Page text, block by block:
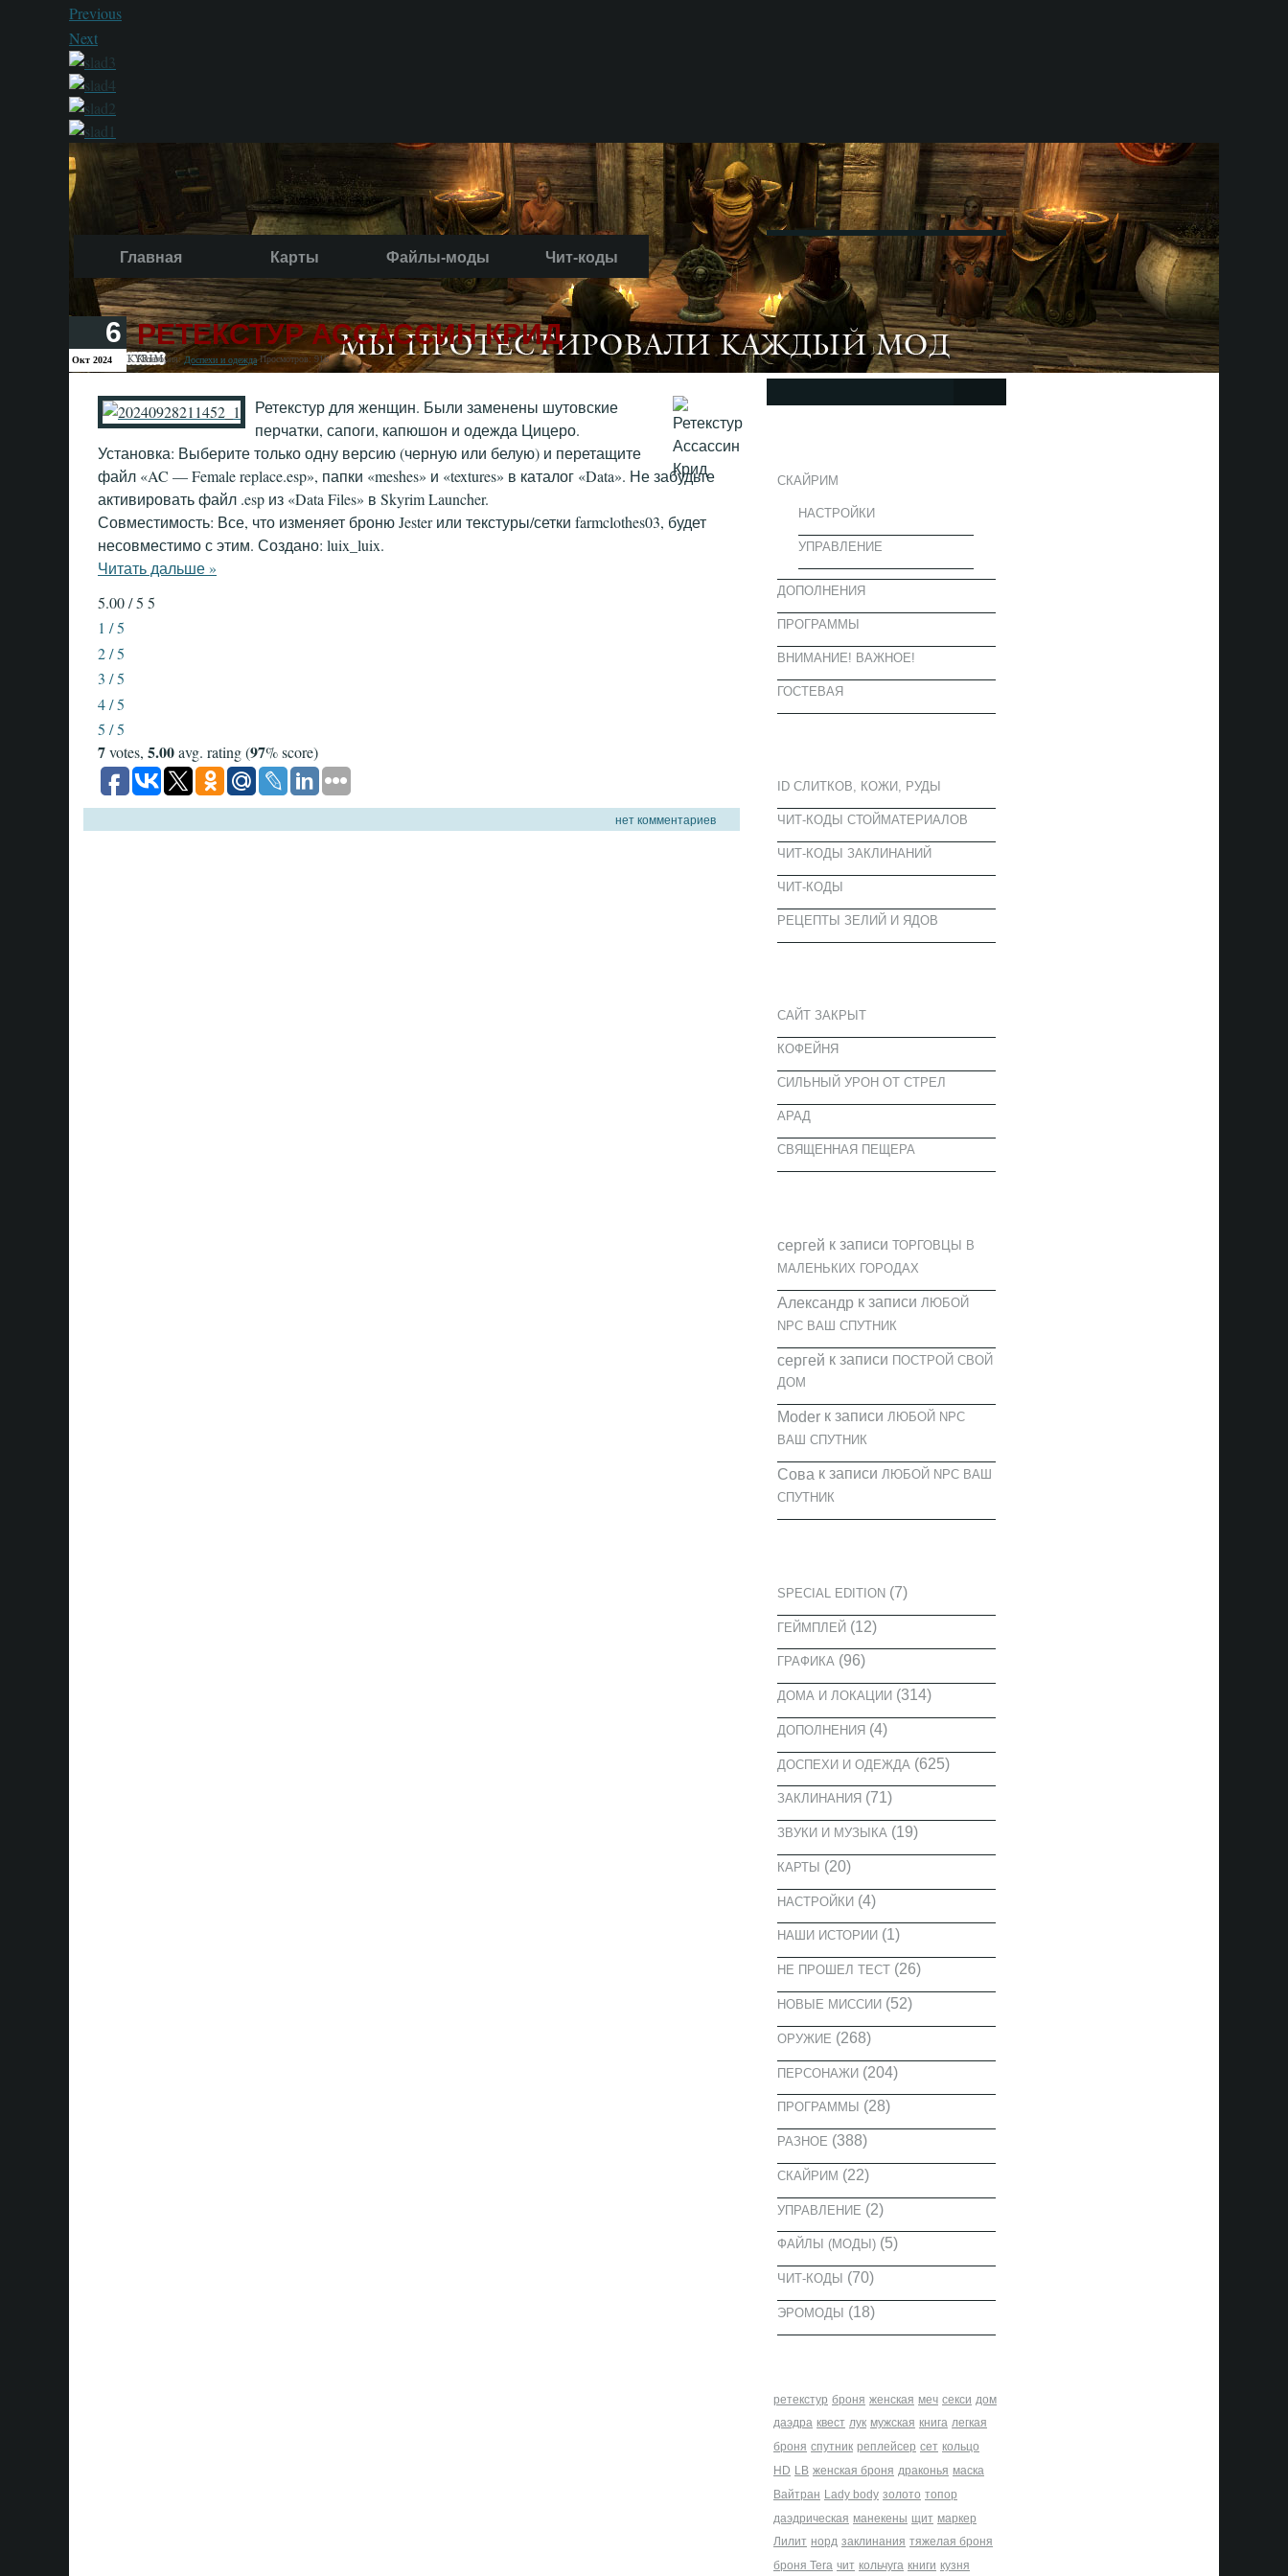
Previous
Next
Главная Карты Файлы-моды Чит-коды
Ретекстур для женщин. Были заменены шутовские
перчатки, сапоги, капюшон и одежда Цицеро.
Установка: Выберите только одну версию (черную или белую) и перетащите
файл «AC — Female replace.esp», папки «meshes» и «textures» в каталог «Data». Не забудьте
активировать файл .esp из «Data Files» в Skyrim Launcher.
Совместимость: Все, что изменяет броню Jester или текстуры/сетки farmclothes03, будет
несовместимо с этим. Создано: luix_luix.
Читать дальше »
5.00 / 5 5
1 / 5
2 / 5
3 / 5
4 / 5
5 / 5
7votes, 5.00avg. rating (97% score)
нет комментариев
6
Окт 2024
РЕТЕКСТУР АССАССИН КРИД
Категория:Доспехи и одеждаПросмотров: 916
СКАЙРИМ
НАСТРОЙКИ
УПРАВЛЕНИЕ
ДОПОЛНЕНИЯ
ПРОГРАММЫ
ВНИМАНИЕ! ВАЖНОЕ!
ГОСТЕВАЯ
ID СЛИТКОВ, КОЖИ, РУДЫ
ЧИТ-КОДЫ СТОЙМАТЕРИАЛОВ
ЧИТ-КОДЫ ЗАКЛИНАНИЙ
ЧИТ-КОДЫ
РЕЦЕПТЫ ЗЕЛИЙ И ЯДОВ
САЙТ ЗАКРЫТ
КОФЕЙНЯ
CИЛЬНЫЙ УРОН ОТ СТРЕЛ
АРАД
СВЯЩЕННАЯ ПЕЩЕРА
cергей к записи ТОРГОВЦЫ В
МАЛЕНЬКИХ ГОРОДАХ
Александрк записи ЛЮБОЙ
NPC ВАШ СПУТНИК
cергей к записи ПОСТРОЙ СВОЙ
ДОМ
Moderк записи ЛЮБОЙ NPC
ВАШ СПУТНИК
Сова к записи ЛЮБОЙ NPC ВАШ
СПУТНИК
SPECIAL EDITION(7)
ГЕЙМПЛЕЙ(12)
ГРАФИКА (96)
ДОМА И ЛОКАЦИИ(314)
ДОПОЛНЕНИЯ(4)
ДОСПЕХИ И ОДЕЖДА (625)
ЗАКЛИНАНИЯ(71)
ЗВУКИ И МУЗЫКА (19)
КАРТЫ (20)
НАСТРОЙКИ(4)
НАШИ ИСТОРИИ(1)
НЕ ПРОШЕЛ ТЕСТ(26)
НОВЫЕ МИССИИ(52)
ОРУЖИЕ (268)
ПЕРСОНАЖИ(204)
ПРОГРАММЫ (28)
РАЗНОЕ (388)
СКАЙРИМ (22)
УПРАВЛЕНИЕ (2)
ФАЙЛЫ (МОДЫ)(5)
ЧИТ-КОДЫ (70)
ЭРОМОДЫ (18)
ретекстур броня женская меч секси дом
даэдра квест лук мужская книга легкая
броня спутник реплейсер сет кольцо
HD LB женская броня драконья маска
Вайтран Lady body золото топор
даэдрическая манекены щит маркер
Лилит норд заклинания тяжелая броня
броня Tera чит кольчуга книги кузня